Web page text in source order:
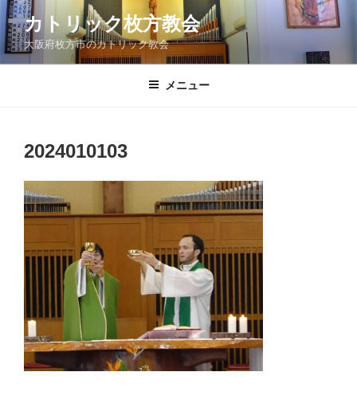
コ
ン
テ
ン
カトリック枚方教会
大阪府枚方市のカトリック教会
メニュー
2024010103